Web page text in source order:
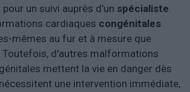
un suivi auprès d'un spécialiste.
cardiaques congénitales
mêmes au fur et à mesure que
d'autres malformations
mettent la vie en danger dès
une intervention immédiate,